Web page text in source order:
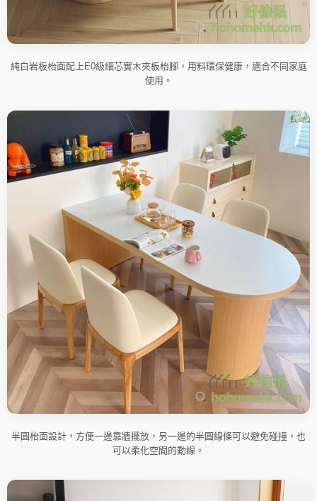
純白岩板枱面配上E0級細芯實木夾板枱腳，用料環保健康，適合不同家庭
使用。
半圓枱面設計，方便一邊靠牆擺放，另一邊的半圓線條可以避免碰撞，也
可以柔化空間的動線。